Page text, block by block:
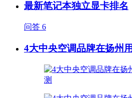
最新笔记本独立显卡排名
问答 6
4大中央空调品牌在扬州